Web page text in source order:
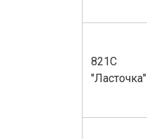
821С
"Ласточка"